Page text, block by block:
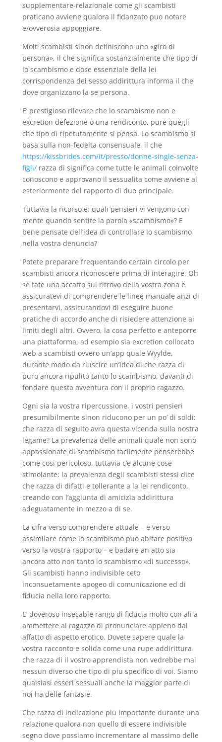
supplementare-relazionale come gli scambisti
praticano avviene qualora il fidanzato puo notare
e/ovverosia appoggiare.
Molti scambisti sinon definiscono uno «giro di
persona», il che significa sostanzialmente che tipo di
lo scambismo e dose essenziale della lei
corrispondenza del sesso addirittura informa il che
dove organizzano la se persona.
E’ prestigioso rilevare che lo scambismo non e
excretion defezione o una rendiconto, pure quegli
che tipo di ripetutamente si pensa. Lo scambismo si
basa sulla non-fedelta consensuale, il che
https://kissbrides.com/it/presso/donne-single-senza-
figli/razza di significa come tutte le animali coinvolte
conoscono e approvano il sessualita come avviene al
esteriormente del rapporto di duo principale.
Tuttavia la ricorso e: quali pensieri vi vengono con
mente quando sentite la parola «scambismo»? E
bene pensate dell’idea di controllare lo scambismo
nella vostra denuncia?
Potete preparare frequentando certain circolo per
scambisti ancora riconoscere prima di interagire. Oh
se fate una accatto sui ritrovo della vostra zona e
assicuratevi di comprendere le linee manuale anzi di
presentarvi, assicurandovi di eseguire buone
pratiche di accordo anche di risiedere attenzione ai
limiti degli altri. Ovvero, la cosa perfetto e anteporre
una piattaforma, ad esempio sia excretion collocato
web a scambisti ovvero un’app quale Wyylde,
durante modo da riuscire un’idea di che razza di
puro ancora ripulito tanto lo scambismo, davanti di
fondare questa avventura con il proprio ragazzo.
Ogni sia la vostra ripercussione, i vostri pensieri
presumibilmente sinon riducono per un po’ di soldi:
che razza di seguito avra questa vicenda sulla nostra
legame? La prevalenza delle animali quale non sono
appassionate di scambismo facilmente penserebbe
come cosi pericoloso, tuttavia c’e alcune cose
stimolante: la prevalenza degli scambisti stessi dice
che razza di difatti e tollerante a la lei rendiconto,
creando con l’aggiunta di amicizia addirittura
adeguatamente in mezzo a di se.
La cifra verso comprendere attuale – e verso
assimilare come lo scambismo puo abitare positivo
verso la vostra rapporto – e badare an atto sia
ancora atto non tanto lo scambismo «di successo».
Gli scambisti hanno indivisible ceto
inconsuetamente apogeo di comunicazione ed di
fiducia nella loro rapporto.
E’ doveroso insecable rango di fiducia molto con ali a
ammettere al ragazzo di pronunciare appieno dal
affatto di aspetto erotico. Dovete sapere quale la
vostra racconto e solida come una rupe addirittura
che razza di il vostro apprendista non vedrebbe mai
nessun diverso che tipo di piu specifico di voi. Siamo
qualsiasi esseri sessuali anche la maggior parte di
noi ha delle fantasie.
Che razza di indicazione piu importante durante una
relazione qualora non quello di essere indivisible
segno dove possiamo incrementare al massimo delle